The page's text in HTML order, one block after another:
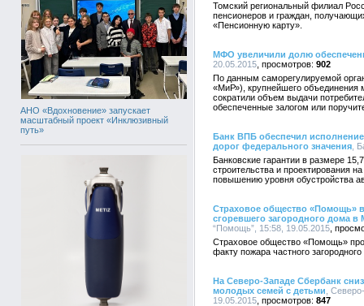
АНО «Вдохновение» запускает
масштабный проект «Инклюзивный
путь»
Томский региональный филиал
пенсионеров и граждан,
«Пенсионную карту».
МФО увеличили долю
20.05.2015
902
По данным саморегулируемой
«МиР»), крупнейшего
сократили объем выдачи
обеспеченные залогом или
Банк ВПБ обеспечил
дорог федерального значения ,
Банковские гарантии в размере
строительства и проектирования
повышению уровня обустройства
Страховое общество «Помощь»
сгоревшего загородного дома в
“Помощь”, 15:58, 19.05.2015
Страховое общество «Помощь»
факту пожара частного
На Северо-Западе Сбербанк
молодых семей с детьми ,
19.05.2015
847